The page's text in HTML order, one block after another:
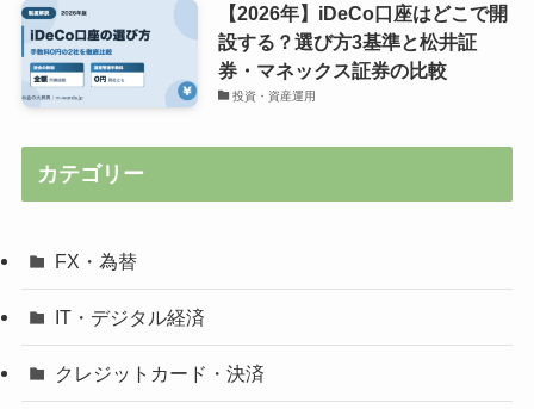
【2026年】iDeCo口座はどこで開
設する？選び方3基準と松井証
券・マネックス証券の比較
投資・資産運用
カテゴリー
FX・為替
IT・デジタル経済
クレジットカード・決済